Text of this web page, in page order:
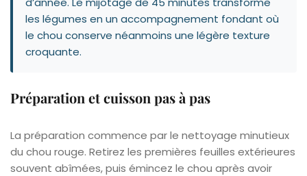
les légumes en un accompagnement fondant où
le chou conserve néanmoins une légère texture
croquante.
Préparation et cuisson pas à pas
La préparation commence par le nettoyage minutieux
du chou rouge. Retirez les premières feuilles extérieures
souvent abîmées, puis émincez le chou après avoir